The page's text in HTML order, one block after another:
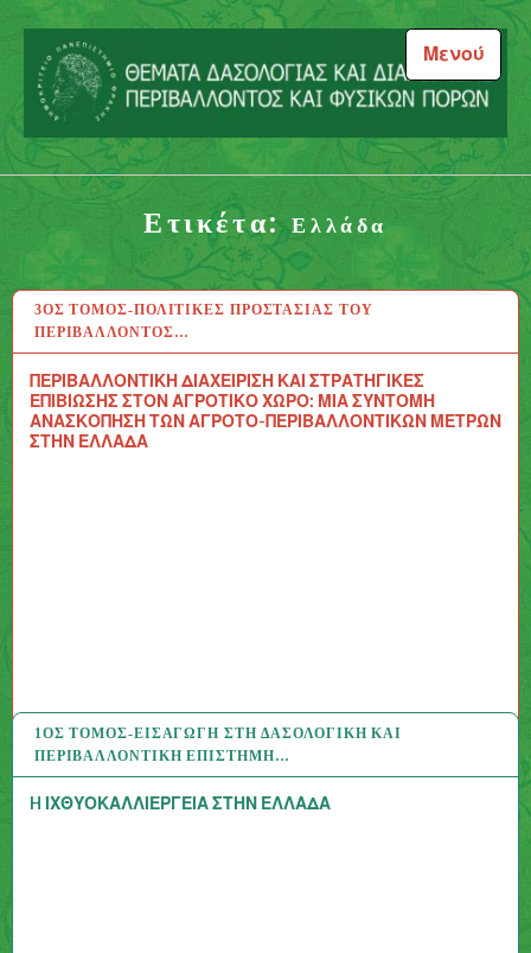
Μεταπηδήστε
περιεχόμενο
Θέματα Δασολογίας και
Διαχείρισης Περιβάλλοντος
και Φυσικών Πόρων
Μενού
Ετικέτα:Ελλάδα
3ΟΣ ΤΌΜΟΣ-ΠΟΛΙΤΙΚΈΣ ΠΡΟΣΤΑΣΊΑΣ ΤΟΥ
ΠΕΡΙΒΆΛΛΟΝΤΟΣ…
ΠΕΡΙΒΑΛΛΟΝΤΙΚΗ ΔΙΑΧΕΙΡΙΣΗ ΚΑΙ ΣΤΡΑΤΗΓΙΚΕΣ
ΕΠΙΒΙΩΣΗΣ ΣΤΟΝ ΑΓΡΟΤΙΚΟ ΧΩΡΟ: ΜΙΑ ΣΥΝΤΟΜΗ
ΑΝΑΣΚΟΠΗΣΗ ΤΩΝ ΑΓΡΟΤΟ-ΠΕΡΙΒΑΛΛΟΝΤΙΚΩΝ ΜΕΤΡΩΝ
ΣΤΗΝ ΕΛΛΑΔΑ
13 ΑΥΓ 2020
1ΟΣ ΤΌΜΟΣ-ΕΙΣΑΓΩΓΉ ΣΤΗ ΔΑΣΟΛΟΓΙΚΉ ΚΑΙ
ΠΕΡΙΒΑΛΛΟΝΤΙΚΉ ΕΠΙΣΤΉΜΗ…
H ΙΧΘΥΟΚΑΛΛΙΕΡΓΕΙΑ ΣΤΗΝ ΕΛΛΑΔΑ
31 ΙΟΎΛ 2020